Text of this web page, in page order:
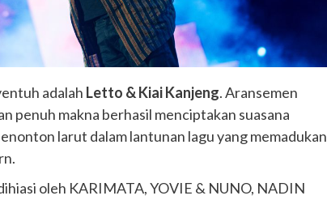
adalah Letto & Kiai Kanjeng. Aransemen
penuh makna berhasil menciptakan suasana
larut dalam lantunan lagu yang memadukan
oleh KARIMATA, YOVIE & NUNO, NADIN